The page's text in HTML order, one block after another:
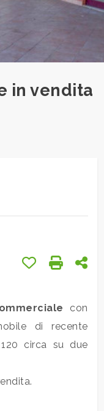
in vendita
Stampa:
Preferiti: Cod.
con
di recente
circa su due